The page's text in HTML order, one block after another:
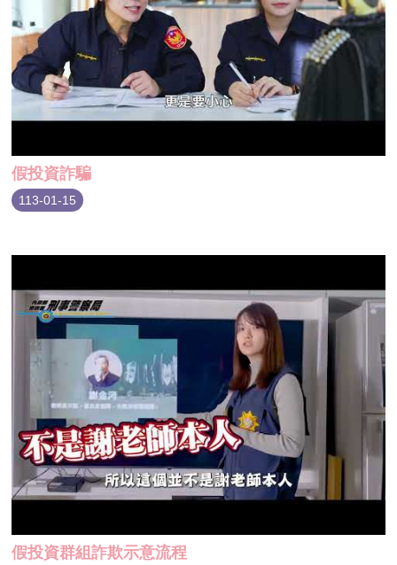
假投資詐騙
113-01-15
假投資群組詐欺示意流程